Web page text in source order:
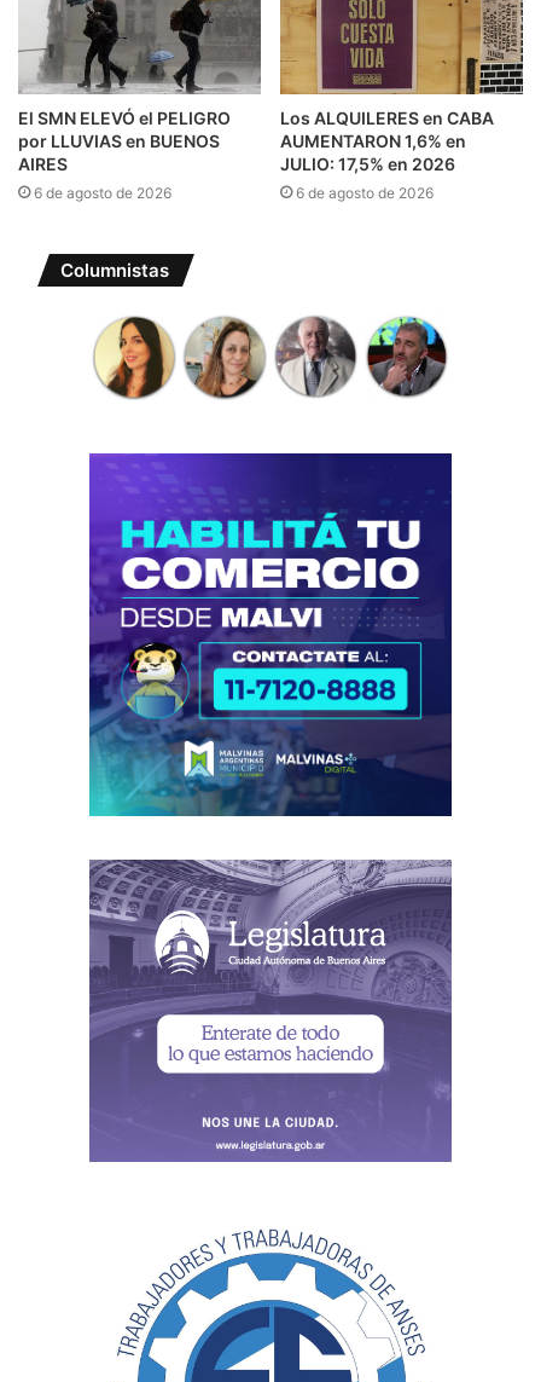
El SMN ELEVÓ el PELIGRO
por LLUVIAS en BUENOS
AIRES
6 de agosto de 2026
Los ALQUILERES en CABA
AUMENTARON 1,6% en
JULIO: 17,5% en 2026
6 de agosto de 2026
Columnistas